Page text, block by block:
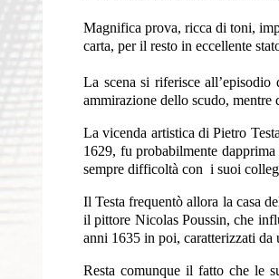
Magnifica prova, ricca di toni,
carta, per il resto in eccellente
La scena si riferisce
ammirazione dello scudo, mentre
La vicenda artistica di Pietro
1629, fu probabilmente
sempre difficoltà con i suoi
Il Testa frequentò allora la casa
il pittore Nicolas Poussin, che
anni 1635 in poi, caratterizzati da
Resta comunque il fatto che le